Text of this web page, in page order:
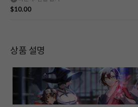
$10.00
상품 설명